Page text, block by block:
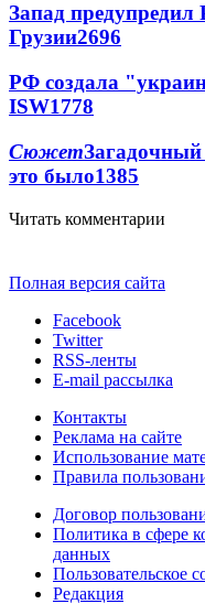
Запад предупредил
Грузии2696
РФ создала
ISW1778
СюжетЗагадочный
это было1385
Читать комментарии
Полная версия сайта
Facebook
Twitter
RSS-ленты
E-mail рассылка
Контакты
Реклама на сайте
Использование
Правила
Договор
Политика в сфере
данных
Пользовательское
Редакция